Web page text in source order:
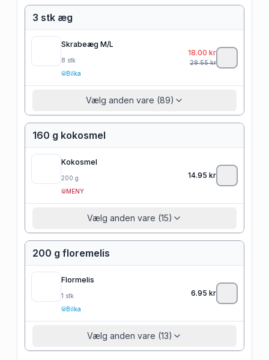
3 stk æg
Skrabeæg M/L
8 stk
Bilka
18.00 kr
29.55kr
Vælg anden vare (89)
160 g kokosmel
Kokosmel
200 g
MENY
14.95 kr
Vælg anden vare (15)
200 g floremelis
Flormelis
1 stk
Bilka
6.95 kr
Vælg anden vare (13)